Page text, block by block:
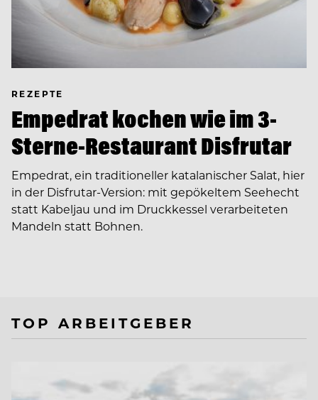
REZEPTE
Empedrat kochen wie im 3-
Sterne-Restaurant Disfrutar
Empedrat, ein traditioneller katalanischer Salat, hier
in der Disfrutar-Version: mit gepökeltem Seehecht
statt Kabeljau und im Druckkessel verarbeiteten
Mandeln statt Bohnen.
TOP ARBEITGEBER